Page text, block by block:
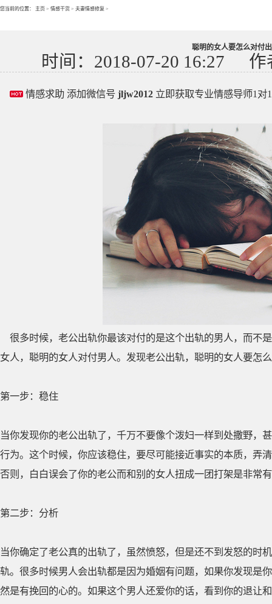
您当前的位置： 主页 > 情感干货 > 夫妻情感修复 >
聪明的女人要怎么对付
时间：2018-07-20 16:27 作
情感求助 添加微信号 jljw2012 立即获取专业情感导师1对
很多时候，老公出轨你最该对付的是这个出轨的男人，而不
女人，聪明的女人对付男人。发现老公出轨，聪明的女人要怎
第一步：稳住
当你发现你的老公出轨了，千万不要像个泼妇一样到处撒野，
行为。这个时候，你应该稳住，要尽可能接近事实的本质，弄
否则，白白误会了你的老公而和别的女人扭成一团打架是非常
第二步：分析
当你确定了老公真的出轨了，虽然愤怒，但是还不到发怒的时
轨。很多时候男人会出轨都是因为婚姻有问题，如果你发现是
然是有挽回的心的。如果这个男人还爱你的话，看到你的退让